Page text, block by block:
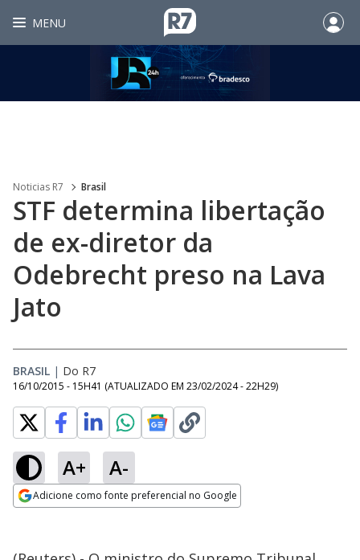
MENU
Noticias R7 Brasil
STF determina libertação
de ex-diretor da
Odebrecht preso na Lava
Jato
BRASIL | Do R7
16/10/2015 - 15H41 (ATUALIZADO EM 23/02/2024 - 22H29)
A+ A-
Adicione como fonte preferencial no Google